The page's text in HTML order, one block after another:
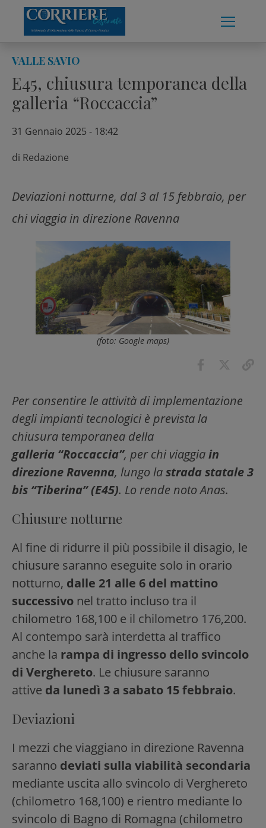
content
VALLE SAVIO
E45, chiusura temporanea della
galleria “Roccaccia”
31 Gennaio 2025 - 18:42
di Redazione
Deviazioni notturne, dal 3 al 15 febbraio, per
chi viaggia in direzione Ravenna
(foto: Google maps)
Per consentire le attività di implementazione
degli impianti tecnologici è prevista la
chiusura temporanea della
galleria “Roccaccia”, per chi viaggiain
direzione Ravenna, lungo lastrada statale 3
bis “Tiberina” (E45). Lo rende noto Anas.
Chiusure notturne
Al fine di ridurre il più possibile il disagio, le
chiusure saranno eseguite solo in orario
notturno, dalle 21 alle 6 del mattino
successivo nel tratto incluso tra il
chilometro 168,100 e il chilometro 176,200.
Al contempo sarà interdetta al traffico
anche la rampa di ingresso dello svincolo
di Verghereto. Le chiusure saranno
attive da lunedì 3 a sabato 15 febbraio.
Deviazioni
I mezzi che viaggiano in direzione Ravenna
saranno deviati sulla viabilità secondaria
mediante uscita allo svincolo di Verghereto
(chilometro 168,100) e rientro mediante lo
svincolo di Bagno di Romagna (chilometro